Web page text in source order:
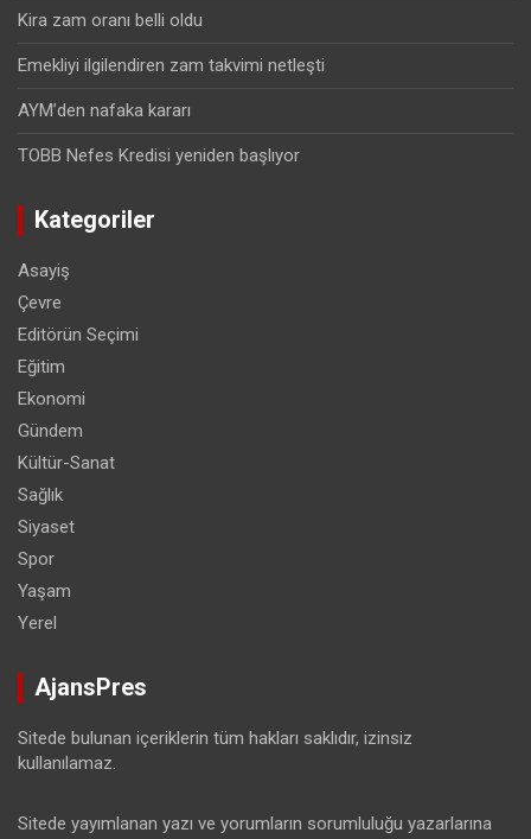
Kira zam oranı belli oldu
Emekliyi ilgilendiren zam takvimi netleşti
AYM’den nafaka kararı
TOBB Nefes Kredisi yeniden başlıyor
Kategoriler
Asayiş
Çevre
Editörün Seçimi
Eğitim
Ekonomi
Gündem
Kültür-Sanat
Sağlık
Siyaset
Spor
Yaşam
Yerel
AjansPres
Sitede bulunan içeriklerin tüm hakları saklıdır, izinsiz
kullanılamaz.
Sitede yayımlanan yazı ve yorumların sorumluluğu yazarlarına